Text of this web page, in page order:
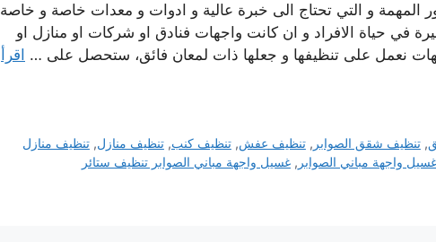
المهمة و التي تحتاج الى خبرة عالية و ادوات و معدات خاصة و خاصة
في حياة الافراد و ان كانت واجهات فنادق او شركات او منازل او
نعمل على تنظيفها و جعلها ذات لمعان فائق، ستحصل على … اقرأ
,تنظيف شقق الصوابر ,تنظيف عفش,تنظيف كنب,تنظيف منازل,تنظيف منازل
غسيل واجهة مباني الصوابر , غسيل واجهة مباني الصوابر تنظيف ستائر